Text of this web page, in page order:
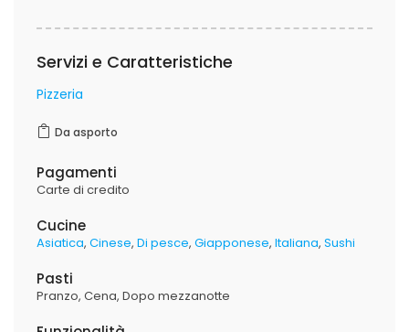
Servizi e Caratteristiche
Pizzeria
Da asporto
Pagamenti
Carte di credito
Cucine
Asiatica Cinese Di pesce Giapponese Italiana Sushi
Pasti
Pranzo Cena Dopo mezzanotte